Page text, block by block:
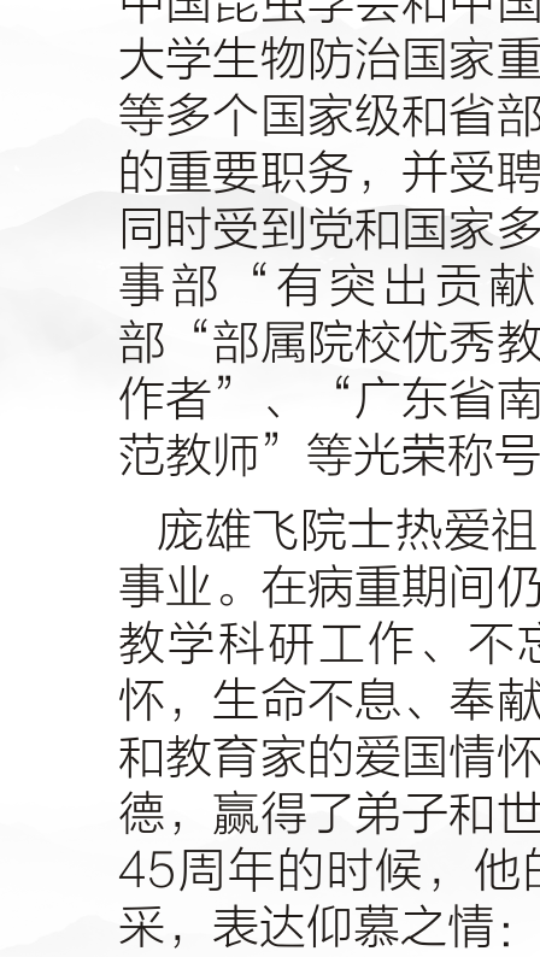
大学生物防治国家
等多个国家级和省
的重要职务，并受
同时受到党和国家
事部
“ 有突出贡
部 “部属院校优秀
作者” 、 “广东省
范教师” 等光荣称
庞雄飞院士热爱
事业。在病重期间
教学科研工作、不
怀，生命不息、奉
和教育家的爱国情
德，赢得了弟子和
45周年的时候，
采，表达仰慕之情：